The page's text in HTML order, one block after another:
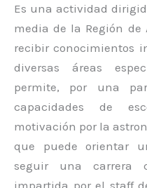
Es una actividad
media de la Región de
recibir conocimientos
diversas áreas
permite, por una
capacidades de
motivación por la
que puede orientar
seguir una carrera
impartida por el staff